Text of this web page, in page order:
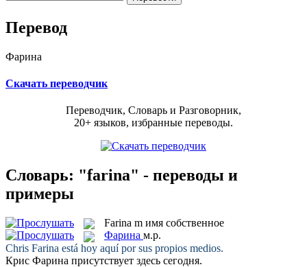
Перевод
Фарина
Скачать переводчик
Переводчик, Словарь и Разговорник,
20+ языков, избранные переводы.
Словарь: "farina" - переводы и
примеры
Farina m имя собственное
Фарина м.р.
Chris Farina está hoy aquí por sus propios medios.
Крис Фарина присутствует здесь сегодня.